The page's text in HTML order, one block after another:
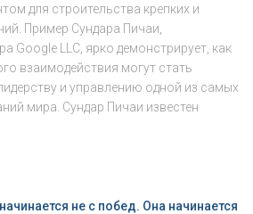
для строительства крепких и
Пример Сундара Пичаи,
Google LLC, ярко демонстрирует, как
взаимодействия могут стать
и управлению одной из самых
мира. Сундар Пичаи известен
не с побед. Она начинается